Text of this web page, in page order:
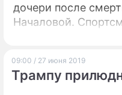
дочери после
Началовой.
09:00 / 27 июня 2019
Трампу